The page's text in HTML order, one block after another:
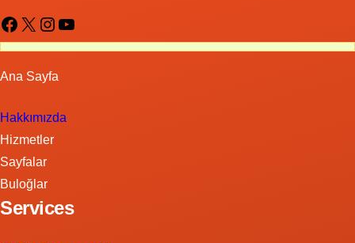
Facebook X Instagram YouTube
Ana Sayfa
Hakkımızda
Hizmetler
Sayfalar
Buloğlar
Services